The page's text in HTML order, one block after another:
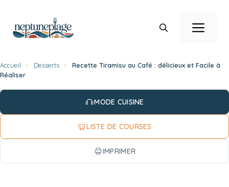
contenu
Accueil › Desserts ›
Recette Tiramisu au Café : délicieux et Facile à
Réaliser
MODE CUISINE
LISTE DE COURSES
IMPRIMER